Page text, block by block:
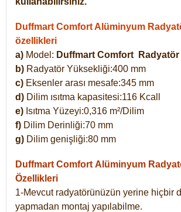
Duffmart Comfort Alüminyum
özellikleri
a) Model: Duffmart Comfort
Radyatör
b) Radyatör Yüksekliği:400 mm
c) Eksenler arası mesafe:345 mm
d) Dilim ısıtma kapasitesi:116 Kcall
e) Isıtma Yüzeyi:0,316 m²/Dilim
f) Dilim Derinliği:70 mm
g) Dilim genişliği:80 mm
Duffmart Comfort Alüminyum
Özellikleri
1-Mevcut radyatörünüzün yerine hiçbir
yapmadan montaj yapılabilme.